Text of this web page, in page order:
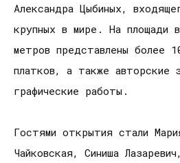
Александра Цыбиных,
крупных в мире. На площади
метров представлены более
платков, а также авторские
графические работы.
Гостями открытия стали
Чайковская, Синиша